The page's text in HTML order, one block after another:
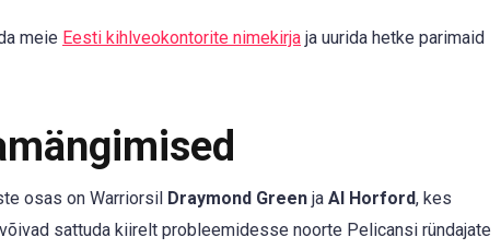
meie Eesti kihlveokontorite nimekirja ja uurida hetke parimaid
osas on Warriorsil Draymond Green ja Al Horford, kes
sattuda kiirelt probleemidesse noorte Pelicansi ründajate